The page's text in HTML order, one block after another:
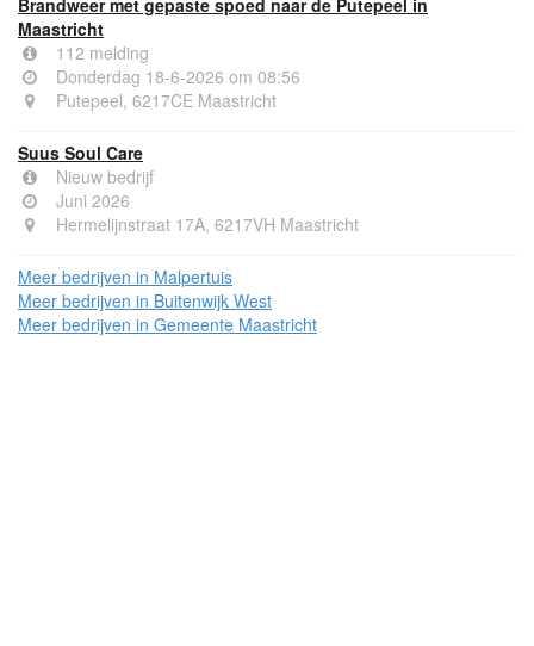
Maastricht
112 melding
Donderdag 18-6-2026 om 08:56
Putepeel, 6217CE Maastricht
Suus Soul Care
Nieuw bedrijf
Juni 2026
Hermelijnstraat 17A, 6217VH Maastricht
Meer bedrijven in Malpertuis
Meer bedrijven in Buitenwijk West
Meer bedrijven in Gemeente Maastricht